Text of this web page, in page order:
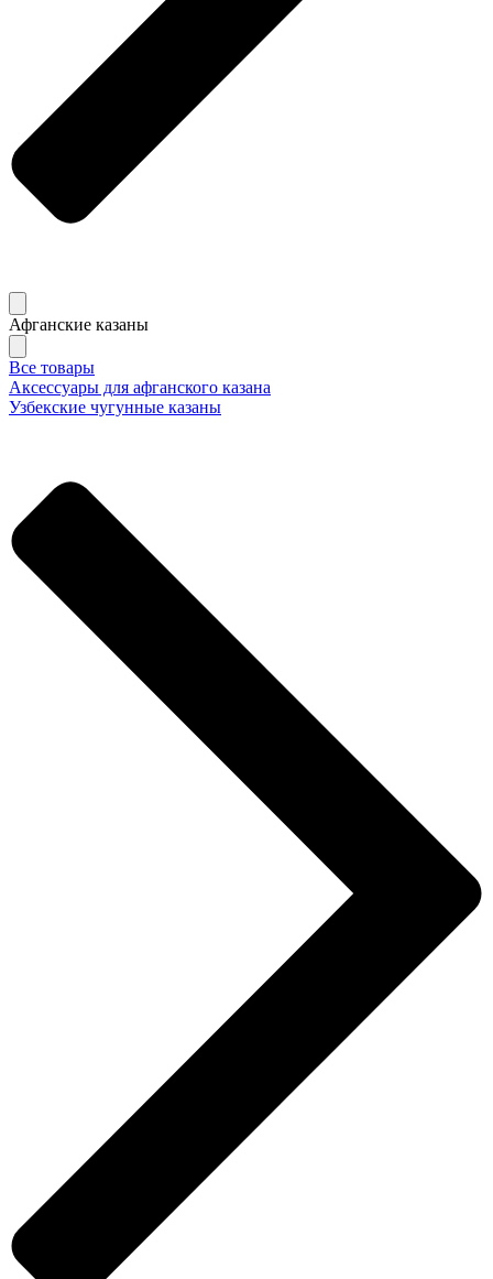
Афганские казаны
Все товары
Аксессуары для афганского казана
Узбекские чугунные казаны